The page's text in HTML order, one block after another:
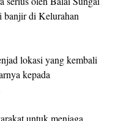
banjir di Kelurahan
lokasi yang kembali
kepada
untuk menjaga